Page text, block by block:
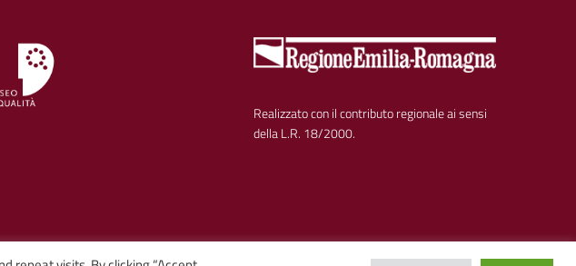
Realizzato con il contributo regionale ai sensi
della L.R. 18/2000.